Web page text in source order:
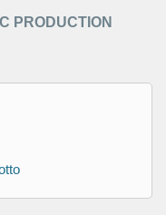
PRODUCTION